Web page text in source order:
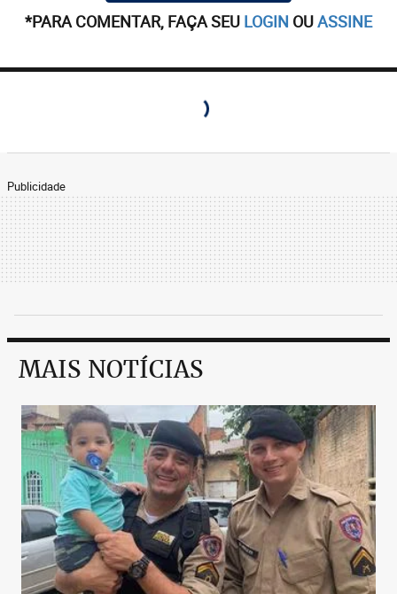
*PARA COMENTAR, FAÇA SEU LOGIN OUASSINE
Publicidade
MAIS NOTÍCIAS